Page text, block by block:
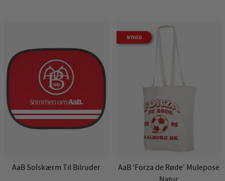
AaB Solskærm Til Bilruder
NYHED
AaB 'Forza de Røde' Mulepose